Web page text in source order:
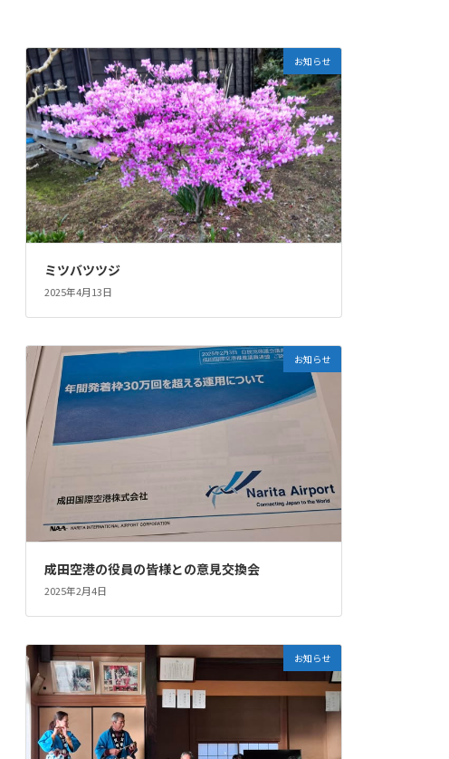
お知らせ
ミツバツツジ
2025年4月13日
お知らせ
成田空港の役員の皆様との意見交換会
2025年2月4日
お知らせ